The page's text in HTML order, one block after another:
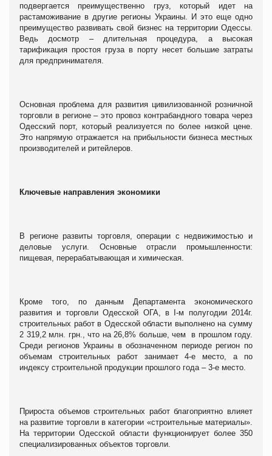
подвергается преимущественно груз, который идет на
растаможивание в другие регионы Украины. И это еще одно
преимущество развивать свой бизнес на территории Одессы.
Ведь досмотр – длительная процедура, а высокая
тарификация простоя груза в порту несет большие затраты
для предпринимателя.
Основная проблема для развития цивилизованной розничной
торговли в регионе – это провоз контрабандного товара через
Одесский порт, который реализуется по более низкой цене.
Это напрямую отражается на прибыльности бизнеса местных
производителей и ритейлеров.
Ключевые направления экономики
В регионе развиты торговля, операции с недвижимостью и
деловые услуги. Основные отрасли промышленности:
пищевая, перерабатывающая и химическая.
Кроме того, по данным Департамента экономического
развития и торговли Одесской ОГА, в I-м полугодии 2014г.
строительных работ в Одесской области выполнено на сумму
2 319,2 млн. грн., что на 26,8% больше, чем в прошлом году.
Среди регионов Украины в обозначенном периоде регион по
объемам строительных работ занимает 4-е место, а по
индексу строительной продукции прошлого года – 3-е место.
Прироста объемов строительных работ благоприятно влияет
на развитие торговли в категории «строительные материалы».
На территории Одесской области функционирует более 350
специализированных объектов торговли.